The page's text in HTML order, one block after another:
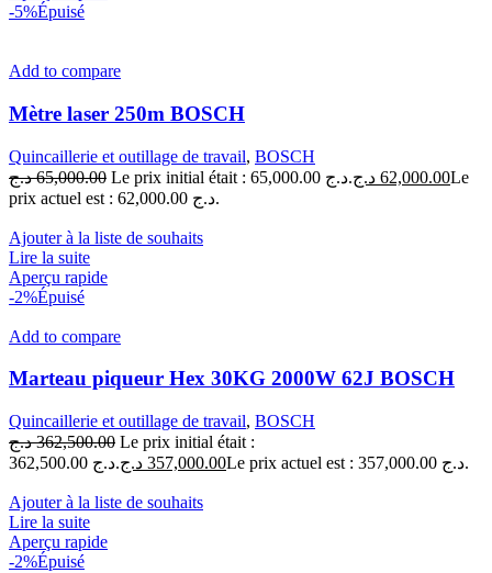
-5%Épuisé
Add to compare
Mètre laser 250m BOSCH
Quincaillerie et outillage de travail, BOSCH
65,000.00 د.ج Le prix initial était : 65,000.00 د.ج. 62,000.00 د.ج
Le
prix actuel est : 62,000.00 د.ج.
Ajouter à la liste de souhaits
Lire la suite
Aperçu rapide
-2%Épuisé
Add to compare
Marteau piqueur Hex 30KG 2000W 62J BOSCH
Quincaillerie et outillage de travail, BOSCH
362,500.00 د.ج
Le prix initial était :
362,500.00 د.ج.
357,000.00 د.ج Le prix actuel est : 357,000.00 د.ج.
Ajouter à la liste de souhaits
Lire la suite
Aperçu rapide
-2%Épuisé